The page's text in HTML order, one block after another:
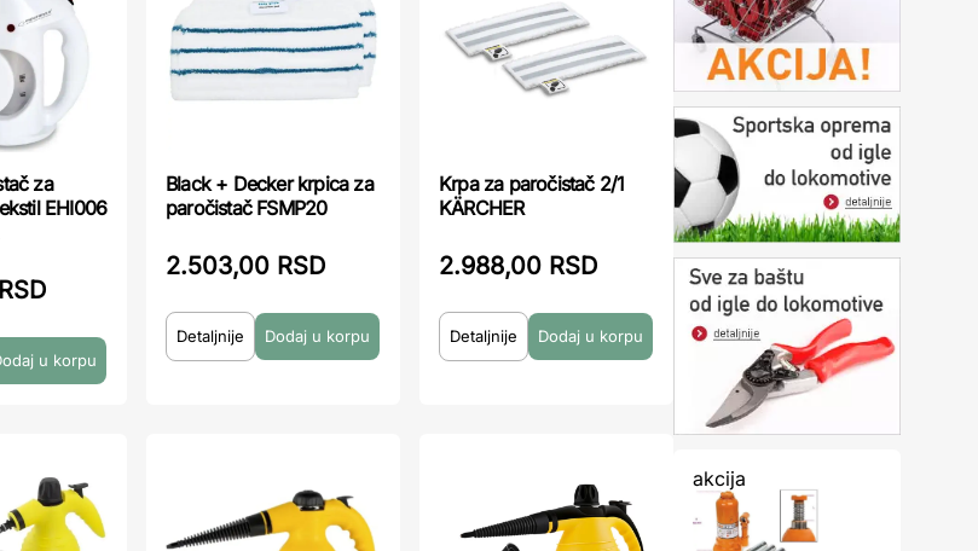
za
EHI006
Black + Decker krpica za
paročistač FSMP20
2.503,00 RSD
Detaljnije
Krpa za paročistač 2/1
KÄRCHER
2.988,00 RSD
Detaljnije
akcija